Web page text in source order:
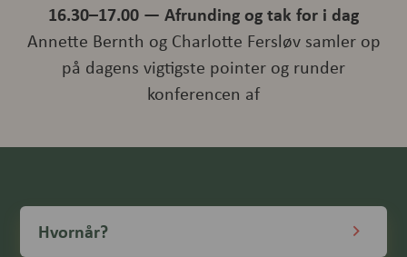
16.30–17.00 — Afrunding og tak for i dag
Annette Bernth og Charlotte Fersløv samler op
på dagens vigtigste pointer og runder
konferencen af
Hvornår?